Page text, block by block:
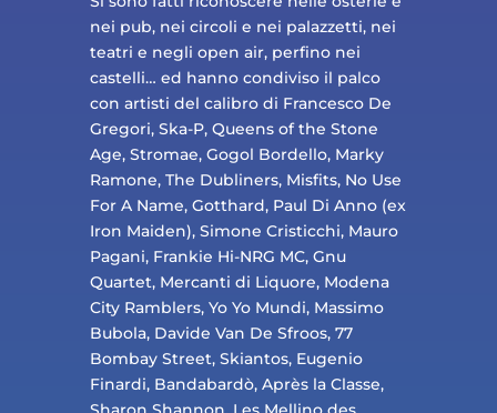
nei pub, nei circoli e nei palazzetti, nei
teatri e negli open air, perfino nei
castelli… ed hanno condiviso il palco
con artisti del calibro di Francesco De
Gregori, Ska-P, Queens of the Stone
Age, Stromae, Gogol Bordello, Marky
Ramone, The Dubliners, Misfits, No Use
For A Name, Gotthard, Paul Di Anno (ex
Iron Maiden), Simone Cristicchi, Mauro
Pagani, Frankie Hi-NRG MC, Gnu
Quartet, Mercanti di Liquore, Modena
City Ramblers, Yo Yo Mundi, Massimo
Bubola, Davide Van De Sfroos, 77
Bombay Street, Skiantos, Eugenio
Finardi, Bandabardò, Après la Classe,